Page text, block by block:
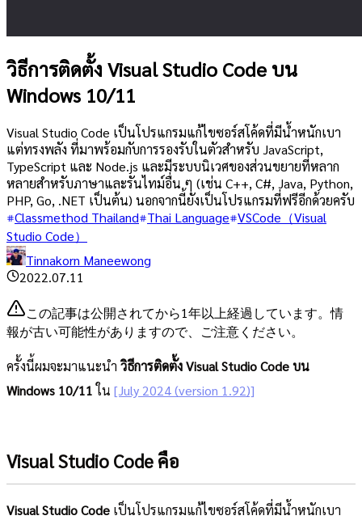
วิธีการติดตั้ง Visual Studio Code บน
Windows 10/11
Visual Studio Code เป็นโปรแกรมแก้ไขซอร์สโค้ดที่มีน้ำหนักเบา
แต่ทรงพลัง ที่มาพร้อมกับการรองรับในตัวสำหรับ JavaScript,
TypeScript และ Node.js และมีระบบนิเวศของส่วนขยายที่หลาก
หลายสำหรับภาษาและรันไทม์อื่น ๆ (เช่น C++, C#, Java, Python,
PHP, Go, .NET เป็นต้น) นอกจากนี้ยังเป็นโปรแกรมที่ฟรีอีกด้วยครับ
Classmethod Thailand Thai Language VSCode（Visual
Studio Code）
Tinnakorn Maneewong
2022.07.11
この記事は公開されてから1年以上経過しています。情
報が古い可能性がありますので、ご注意ください。
ครั้งนี้ผมจะมาแนะนำ วิธีการติดตั้ง Visual Studio Code บน
Windows 10/11ใน [July 2024 (version 1.92)]
Visual Studio Code คือ
Visual Studio Code เป็นโปรแกรมแก้ไขซอร์สโค้ดที่มีน้ำหนักเบา